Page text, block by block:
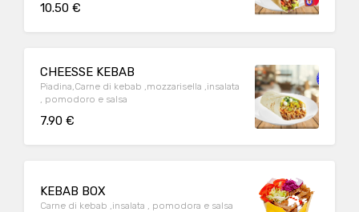
10.50 €
CHEESSE KEBAB
Piadina,Carne di kebab ,mozzarisella ,insalata
, pomodoro e salsa
7.90 €
KEBAB BOX
Carne di kebab ,insalata , pomodora e salsa